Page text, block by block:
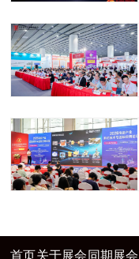
首页关于展会 同期展会